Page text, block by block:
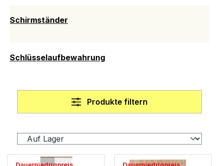
Schirmständer
Schlüsselaufbewahrung
Produkte filtern